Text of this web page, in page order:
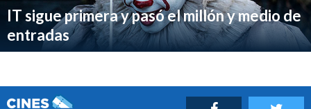
IT sigue primera y pasó el millón y medio de
entradas